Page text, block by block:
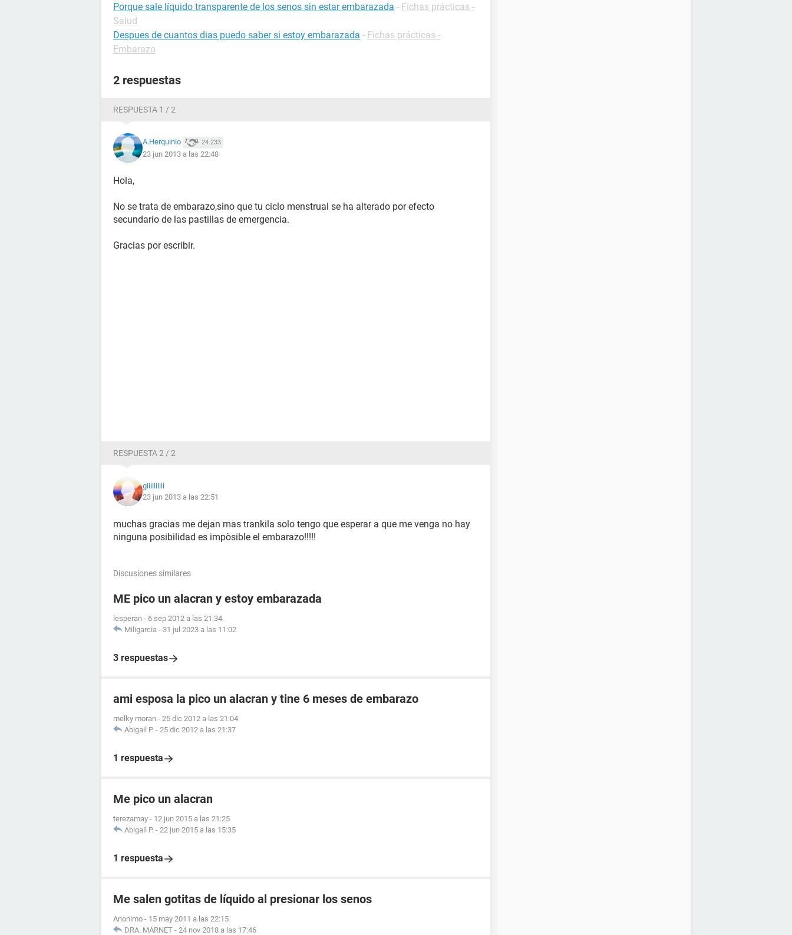
Porque sale líquido transparente de los senos sin estar embarazada - Fichas prácticas -
Salud
Despues de cuantos dias puedo saber si estoy embarazada - Fichas prácticas -
Embarazo
2 respuestas
RESPUESTA 1 / 2
A.Herquinio 24.233
23 jun 2013 a las 22:48
Hola,
No se trata de embarazo,sino que tu ciclo menstrual se ha alterado por efecto
secundario de las pastillas de emergencia.
Gracias por escribir.
RESPUESTA 2 / 2
giiiiiiiiii
23 jun 2013 a las 22:51
muchas gracias me dejan mas trankila solo tengo que esperar a que me venga no hay
ninguna posibilidad es impòsible el embarazo!!!!!
Discusiones similares
ME pico un alacran y estoy embarazada
lesperan - 6 sep 2012 a las 21:34
Miligarcia - 31 jul 2023 a las 11:02
3 respuestas
ami esposa la pico un alacran y tine 6 meses de embarazo
melky moran - 25 dic 2012 a las 21:04
Abigail P. - 25 dic 2012 a las 21:37
1 respuesta
Me pico un alacran
terezamay - 12 jun 2015 a las 21:25
Abigail P. - 22 jun 2015 a las 15:35
1 respuesta
Me salen gotitas de líquido al presionar los senos
Anonimo - 15 may 2011 a las 22:15
DRA. MARNET - 24 nov 2018 a las 17:46